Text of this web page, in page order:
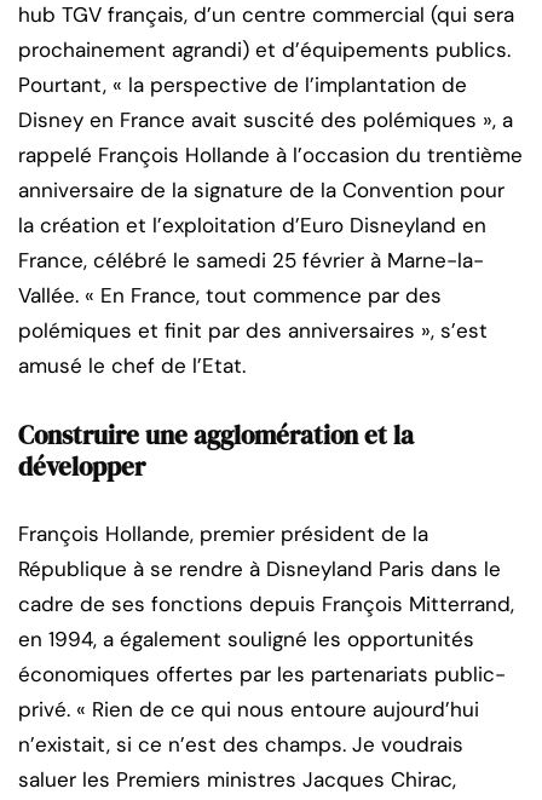
hub TGV français, d’un centre commercial (qui sera
prochainement agrandi) et d’équipements publics.
Pourtant, « la perspective de l’implantation de
Disney en France avait suscité des polémiques », a
rappelé François Hollande à l’occasion du trentième
anniversaire de la signature de la Convention pour
la création et l’exploitation d’Euro Disneyland en
France, célébré le samedi 25 février à Marne-la-
Vallée. « En France, tout commence par des
polémiques et finit par des anniversaires », s’est
amusé le chef de l’Etat.
Construire une agglomération et la
développer
François Hollande, premier président de la
République à se rendre à Disneyland Paris dans le
cadre de ses fonctions depuis François Mitterrand,
en 1994, a également souligné les opportunités
économiques offertes par les partenariats public-
privé. « Rien de ce qui nous entoure aujourd’hui
n’existait, si ce n’est des champs. Je voudrais
saluer les Premiers ministres Jacques Chirac,